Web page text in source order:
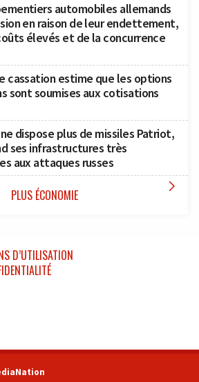
automobiles allemands
en raison de leur endettement,
élevés et de la concurrence
cassation estime que les options
sont soumises aux cotisations
ne dispose plus de missiles Patriot,
ses infrastructures très
aux attaques russes
PLUS ÉCONOMIE 
D’UTILISATION